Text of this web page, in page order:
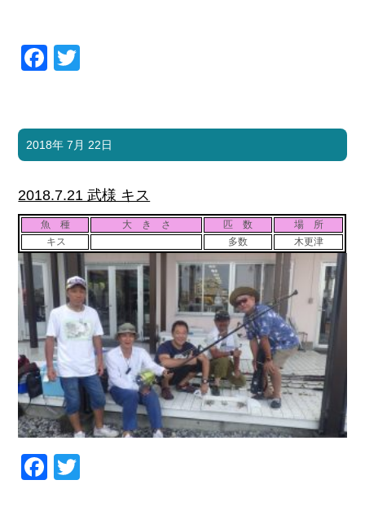
Facebook
2018年 7月 22日
2018.7.21 武様 キス
魚 種 大 き さ 匹 数
場 所
キス
多数 木更津
Facebook